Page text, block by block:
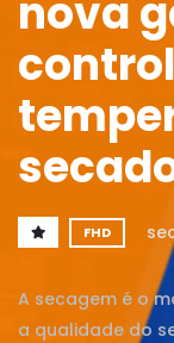
nova
FHD
A secagem é o
a qualidade do